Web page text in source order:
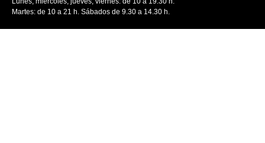
Martes: de 10 a 21 h. Sábados de 9.30 a 14.30 h.